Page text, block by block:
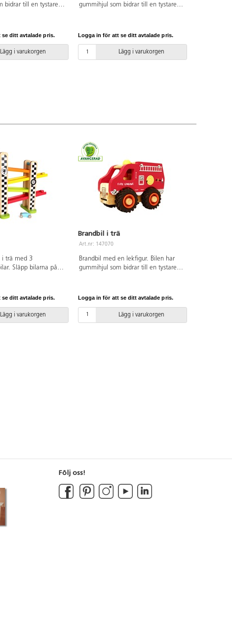
bidrar till en tystare
ditt avtalade pris.
Lägg i varukorgen
gummihjul som bidrar till en tystare
Logga in för att se ditt avtalade pris.
Lägg i varukorgen
i trä med 3
Släpp bilarna på
ditt avtalade pris.
Lägg i varukorgen
Brandbil i trä
Art.nr: 147070
Brandbil med en lekfigur. Bilen har
gummihjul som bidrar till en tystare
Logga in för att se ditt avtalade pris.
Lägg i varukorgen
Följ oss!